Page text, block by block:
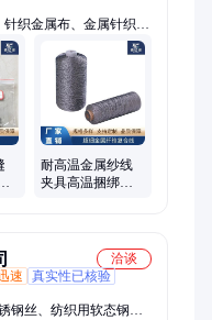
织金属布、金属针织套
布、金属纤维绳、金属
加热管、金属纤维面
电加热器、不锈钢金属
温金属套管
耐高温金属纱线
夹具高温捆绑线
洽谈
速
真实性已核验
钢丝、纺织用软态钢纱